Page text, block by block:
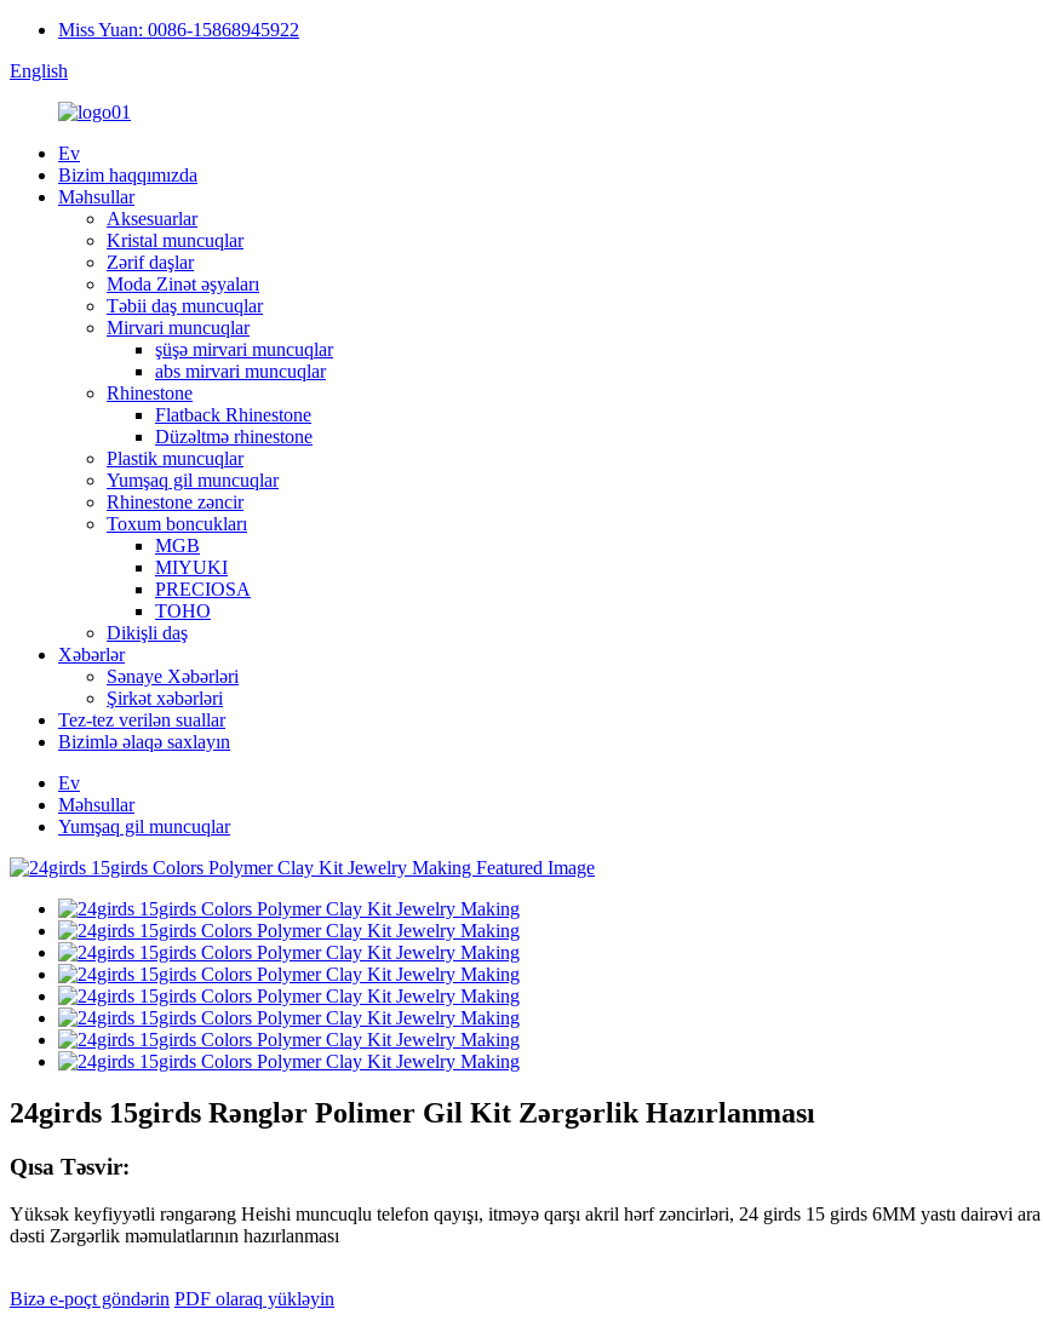
Miss Yuan: 0086-15868945922
English
Ev
Bizim haqqımızda
Məhsullar
Aksesuarlar
Kristal muncuqlar
Zərif daşlar
Moda Zinət əşyaları
Təbii daş muncuqlar
Mirvari muncuqlar
şüşə mirvari muncuqlar
abs mirvari muncuqlar
Rhinestone
Flatback Rhinestone
Düzəltmə rhinestone
Plastik muncuqlar
Yumşaq gil muncuqlar
Rhinestone zəncir
Toxum boncukları
MGB
MIYUKI
PRECIOSA
TOHO
Dikişli daş
Xəbərlər
Sənaye Xəbərləri
Şirkət xəbərləri
Tez-tez verilən suallar
Bizimlə əlaqə saxlayın
Ev
Məhsullar
Yumşaq gil muncuqlar
24girds 15girds Rənglər Polimer Gil Kit Zərgərlik Hazırlanması
Qısa Təsvir:
Yüksək keyfiyyətli rəngarəng Heishi muncuqlu telefon qayışı, itməyə qarşı akril hərf zəncirləri, 24 girds 15 girds 6MM yastı dairəvi
dəsti Zərgərlik məmulatlarının hazırlanması
Bizə e-poçt göndərin PDF olaraq yükləyin